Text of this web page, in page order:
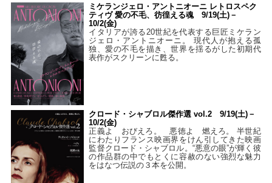
ミケランジェロ・アントニオーニ レトロスペク
ティヴ 愛の不毛、彷徨える魂 9/19(土)－
10/2(金)
イタリアが誇る20世紀を代表する巨匠ミケラン
ジェロ・アントニオーニ。 現代人が抱える孤
独、愛の不毛を描き、世界を揺るがした初期代
表作がスクリーンに甦る。
クロード・シャブロル傑作選 vol.2 9/19(土)－
10/2(金)
正義よ おびえろ。 悪徳よ 燃えろ。 半世紀
にわたりフランス映画界をけん引してきた映画
監督クロード・シャブロル。“悪意の眼”が輝く彼
の作品群の中でもとくに容赦のない強烈な魅力
をはなつ伝説の３本を公開。